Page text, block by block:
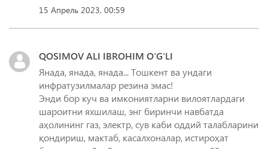
15 Апрель 2023, 00:59
QOSIMOV ALI IBROHIM O‘G‘LI
Янада, янада, янада... Тошкент ва ундаги
инфратузилмалар резина эмас!
Энди бор куч ва имкониятларни вилоятлардаги
шароитни яхшилаш, энг биринчи навбатда
аҳолининг газ, электр, сув каби оддий талабларини
қондириш, мактаб, касалхоналар, истироҳат